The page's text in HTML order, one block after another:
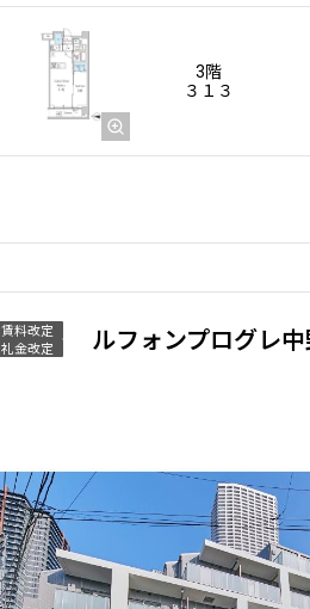
3階
３１３
賃料改定
礼金改定
ルフォンプログレ